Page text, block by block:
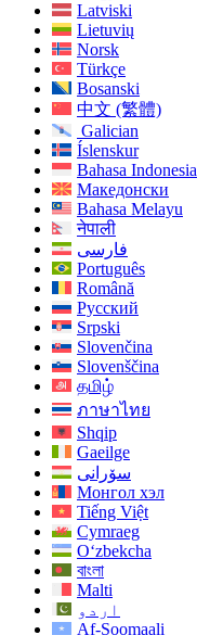
Latviski
Lietuvių
Norsk
Türkçe
Bosanski
中文 (繁體)
Galician
Íslenskur
Bahasa Indonesia
Македонски
Bahasa Melayu
नेपाली
فارسی
Português
Română
Русский
Srpski
Slovenčina
Slovenščina
தமிழ்
ภาษาไทย
Shqip
Gaeilge
سۆرانی
Монгол хэл
Tiếng Việt
Cymraeg
O‘zbekcha
বাংলা
Malti
اردو
Af-Soomaali